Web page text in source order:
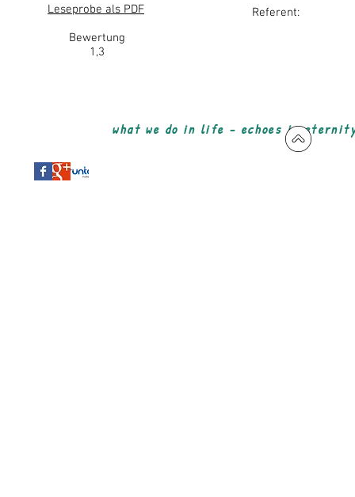
Leseprobe als PDF
Bewertung
1,3
Referent: Prof.
what we do in life - echoes in